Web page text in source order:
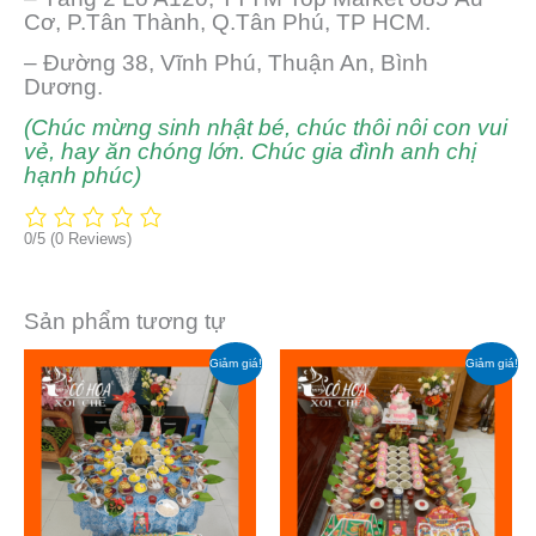
Cơ, P.Tân Thành, Q.Tân Phú, TP HCM.
– Đường 38, Vĩnh Phú, Thuận An, Bình
Dương.
(Chúc mừng sinh nhật bé, chúc thôi nôi con vui
vẻ, hay ăn chóng lớn. Chúc gia đình anh chị
hạnh phúc)
0/5 (0 Reviews)
Sản phẩm tương tự
Giảm giá!
gốc
là:
₫ 1.980.000.
hiện
tại
là:
₫ 1.730.000.
Giảm giá!
gốc
là:
₫ 1.980.000.
hiện
tại
là:
₫ 1.730.000.